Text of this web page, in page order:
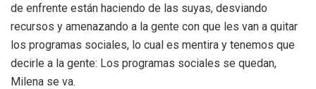
de enfrente están haciendo de las suyas, desviando
recursos y amenazando a la gente con que les van a quitar
los programas sociales, lo cual es mentira y tenemos que
decirle a la gente: Los programas sociales se quedan,
Milena se va.